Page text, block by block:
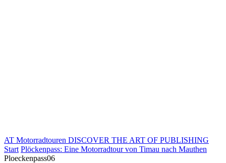
AT Motorradtouren DISCOVER THE ART OF PUBLISHING
Start Plöckenpass: Eine Motorradtour von Timau nach Mauthen
Ploeckenpass06